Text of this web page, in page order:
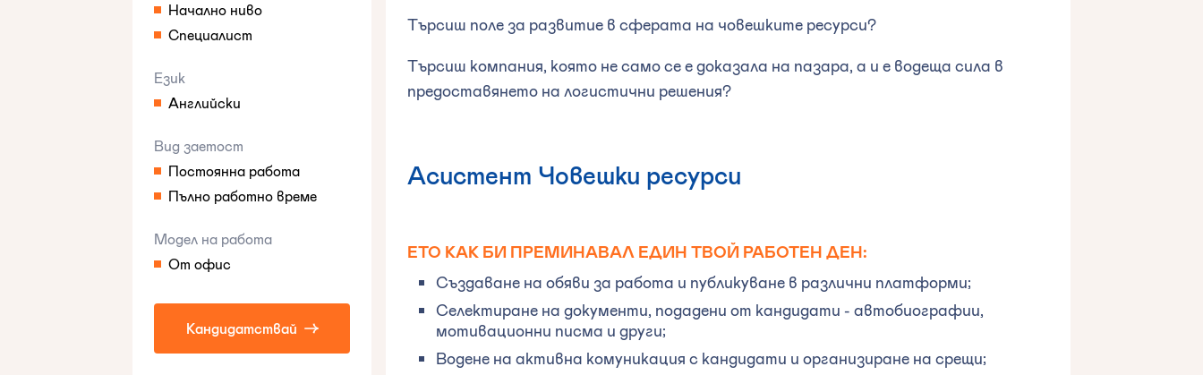
Начално ниво
Специалист
Език
Английски
Вид заетост
Постоянна работа
Пълно работно време
Модел на работа
От офис
Кандидатствай
Търсиш поле за развитие в сферата на човешките ресурси?
Търсиш компания, която не само се е доказала на пазара, а и е водеща сила в
предоставянето на логистични решения?
Асистент Човешки ресурси
ЕТО КАК БИ ПРЕМИНАВАЛ ЕДИН ТВОЙ РАБОТЕН ДЕН:
Създаване на обяви за работа и публикуване в различни платформи;
Селектиране на документи, подадени от кандидати - автобиографии,
мотивационни писма и други;
Водене на активна комуникация с кандидати и организиране на срещи;